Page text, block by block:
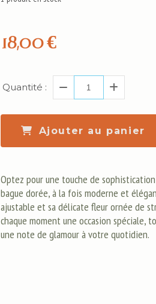
18,00€
Quantité :
Ajouter au panier
Optez pour une touche de
bague dorée, à la fois moderne et
ajustable et sa délicate fleur ornée de
chaque moment une occasion spéciale,
une note de glamour à votre quotidien.